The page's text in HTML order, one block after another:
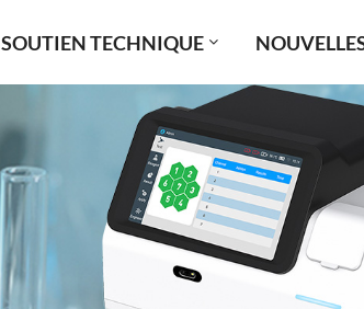
SOUTIEN TECHNIQUE